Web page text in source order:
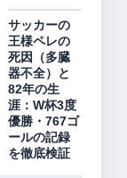
サッカーの
王様ペレの
死因（多臓
器不全）と
82年の生
涯：W杯3度
優勝・767ゴ
ールの記録
を徹底検証